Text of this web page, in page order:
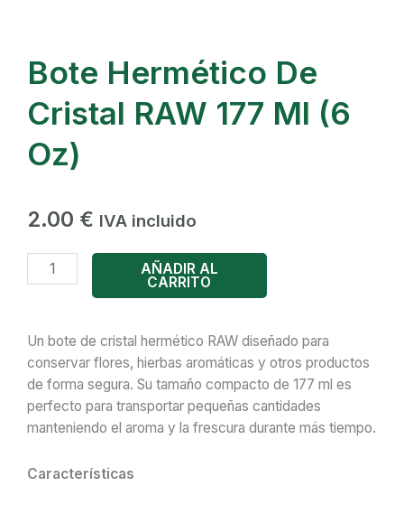
Bote Hermético De
Cristal RAW 177 Ml (6
Oz)
2.00 € IVA incluido
Bote
Hermético
RAW
177
ml
(6
oz)
AÑADIR AL
CARRITO
Un bote de cristal hermético RAW diseñado para
conservar flores, hierbas aromáticas y otros productos
de forma segura. Su tamaño compacto de 177 ml es
perfecto para transportar pequeñas cantidades
manteniendo el aroma y la frescura durante más tiempo.
Características